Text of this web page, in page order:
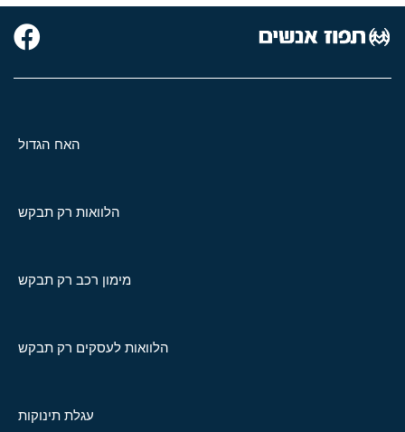
האח הגדול
הלוואות רק תבקש
מימון רכב רק תבקש
הלוואות לעסקים רק תבקש
עגלת תינוקות